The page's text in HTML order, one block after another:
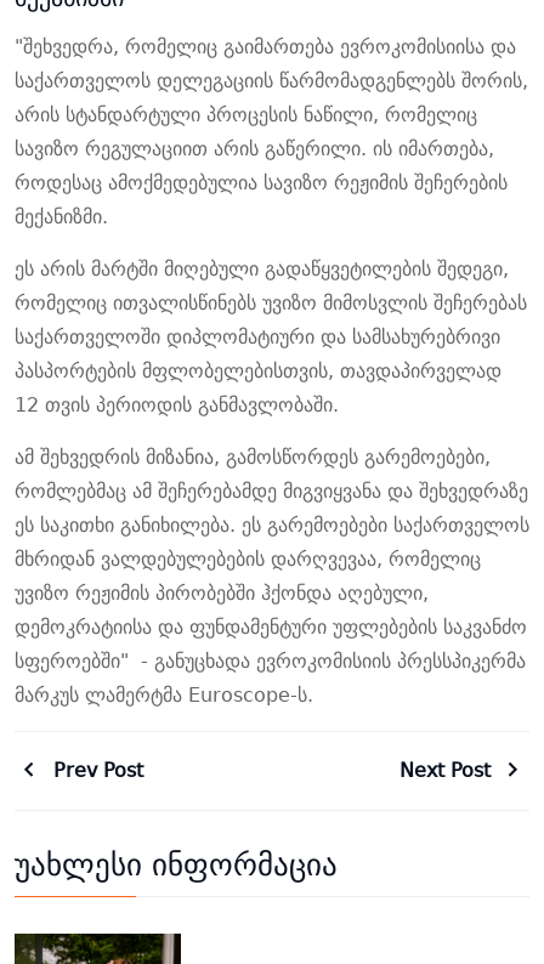
"შეხვედრა, რომელიც გაიმართება ევროკომისიისა და
საქართველოს დელეგაციის წარმომადგენლებს შორის,
არის სტანდარტული პროცესის ნაწილი, რომელიც
სავიზო რეგულაციით არის გაწერილი. ის იმართება,
როდესაც ამოქმედებულია სავიზო რეჟიმის შეჩერების
მექანიზმი.
ეს არის მარტში მიღებული გადაწყვეტილების შედეგი,
რომელიც ითვალისწინებს უვიზო მიმოსვლის შეჩერებას
საქართველოში დიპლომატიური და სამსახურებრივი
პასპორტების მფლობელებისთვის, თავდაპირველად
12 თვის პერიოდის განმავლობაში.
ამ შეხვედრის მიზანია, გამოსწორდეს გარემოებები,
რომლებმაც ამ შეჩერებამდე მიგვიყვანა და შეხვედრაზე
ეს საკითხი განიხილება. ეს გარემოებები საქართველოს
მხრიდან ვალდებულებების დარღვევაა, რომელიც
უვიზო რეჟიმის პირობებში ჰქონდა აღებული,
დემოკრატიისა და ფუნდამენტური უფლებების საკვანძო
სფეროებში" - განუცხადა ევროკომისიის პრესსპიკერმა
მარკუს ლამერტმა Euroscope-ს.
Prev Post Next Post
უახლესი ინფორმაცია